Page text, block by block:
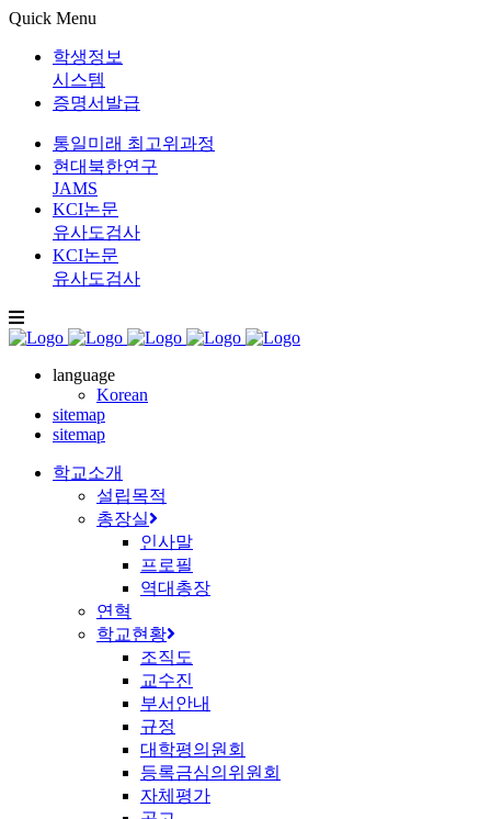
Quick Menu
학생정보
시스템
증명서발급
통일미래 최고위과정
현대북한연구
JAMS
KCI논문
유사도검사
KCI논문
유사도검사
language
Korean
sitemap
sitemap
학교소개
설립목적
총장실
인사말
프로필
역대총장
연혁
학교현황
조직도
교수진
부서안내
규정
대학평의원회
등록금심의위원회
자체평가